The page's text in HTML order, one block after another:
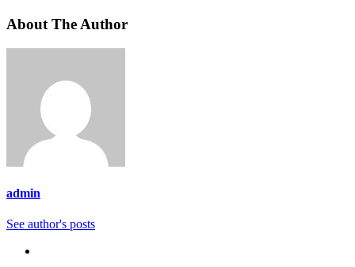
About The Author
admin
See author's posts